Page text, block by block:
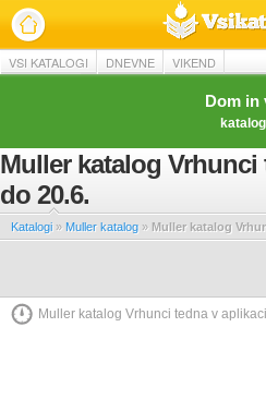
VSI KATALOGI DNEVNE VIKEND
Dom in
Muller katalog
do 20.6.
Katalogi » Muller katalog » Muller katalog
Muller katalog Vrhunci tedna v